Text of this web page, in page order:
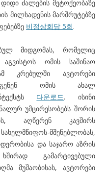
ძალების მეტოქეობაზე
მილსადენის მარშრუტებზე
비정상회담 5회.
მიდგომას, რომელიც
ომის საშინაო
კრებულში ავტორები
ომის ახალ
다운로드. ისინი
უმცირესობებს შორის
აღწერენ კავშირს
მშენებლობას,
და საჯარო აზრის
გამარტივებული
მუშაობისას, ავტორები